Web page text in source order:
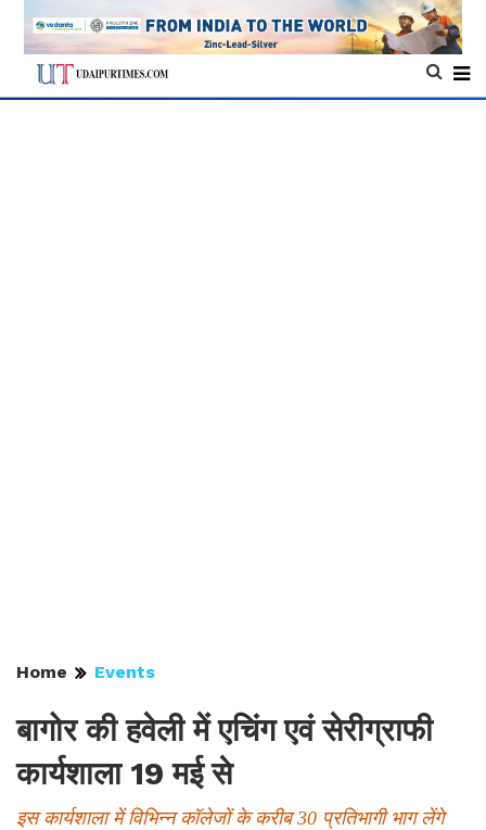
Home Events
बागोर की हवेली में एचिंग एवं सेरीग्राफी
कार्यशाला 19 मई से
इस कार्यशाला में विभिन्न कॉलेजों के करीब 30 प्रतिभागी भाग लेंगे